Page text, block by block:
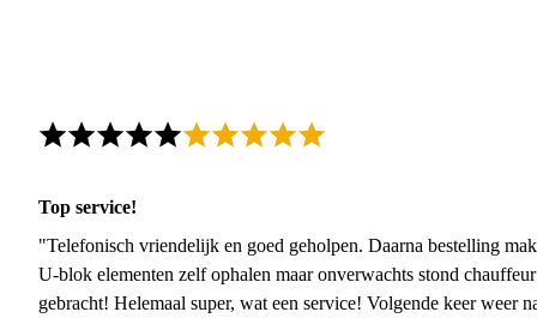
Top service!
"Telefonisch vriendelijk en goed geholpen. Daarna bestelling
U-blok elementen zelf ophalen maar onverwachts stond
gebracht! Helemaal super, wat een service! Volgende keer weer